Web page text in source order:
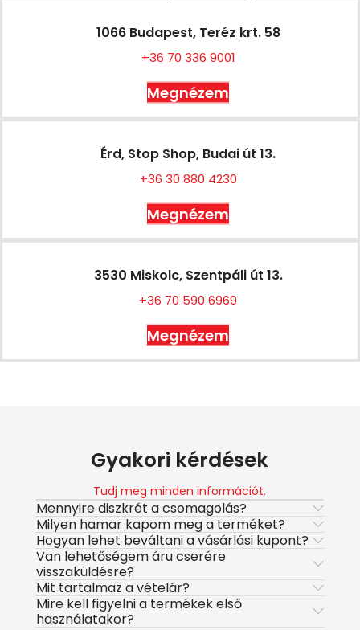
1066 Budapest, Teréz krt. 58
+36 70 336 9001
Megnézem
Érd, Stop Shop, Budai út 13.
+36 30 880 4230
Megnézem
3530 Miskolc, Szentpáli út 13.
+36 70 590 6969
Megnézem
Gyakori kérdések
Tudj meg minden információt.
Mennyire diszkrét a csomagolás?
Milyen hamar kapom meg a terméket?
Hogyan lehet beváltani a vásárlási kupont?
Van lehetőségem áru cserére
visszaküldésre?
Mit tartalmaz a vételár?
Mire kell figyelni a termékek első
használatakor?